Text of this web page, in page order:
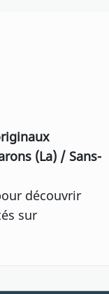
(La) / Sans-
découvrir
sur